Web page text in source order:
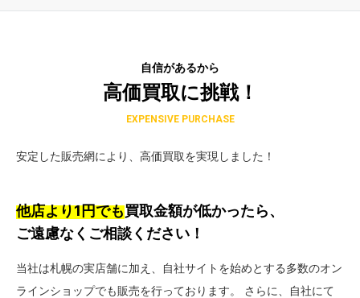
自信があるから
高価買取に挑戦！
EXPENSIVE PURCHASE
安定した販売網により、高価買取を実現しました！
他店より1円でも買取金額が低かったら、
ご遠慮なくご相談ください！
当社は札幌の実店舗に加え、自社サイトを始めとする多数のオン
ラインショップでも販売を行っております。 さらに、自社にて